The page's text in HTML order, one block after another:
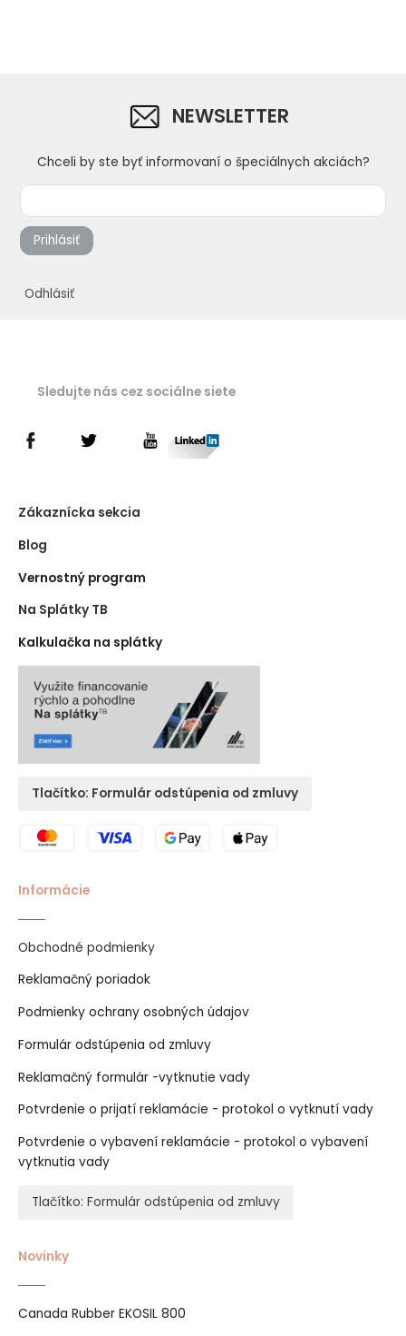
NEWSLETTER
Chceli by ste byť informovaní o špeciálnych akciách?
Prihlásiť
Odhlásiť
Sledujte nás cez sociálne siete
Zákaznícka sekcia
Blog
Vernostný program
Na Splátky TB
Kalkulačka na splátky
Tlačítko: Formulár odstúpenia od zmluvy
Informácie
Obchodné podmienky
Reklamačný poriadok
Podmienky ochrany osobných údajov
Formulár odstúpenia od zmluvy
Reklamačný formulár -vytknutie vady
Potvrdenie o prijatí reklamácie - protokol o vytknutí vady
Potvrdenie o vybavení reklamácie - protokol o vybavení
vytknutia vady
Tlačítko: Formulár odstúpenia od zmluvy
Novinky
Canada Rubber EKOSIL 800